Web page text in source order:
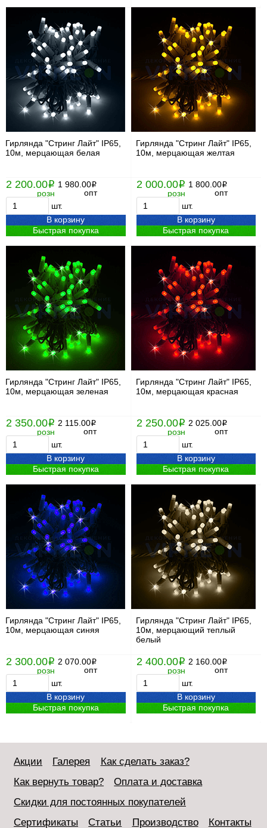
Гирлянда "Стринг Лайт" IP65,
10м, мерцающая белая
2 200.00i
розн
1 980.00i
опт
шт.
В корзину
Быстрая покупка
Гирлянда "Стринг Лайт" IP65,
10м, мерцающая желтая
2 000.00i
розн
1 800.00i
опт
шт.
В корзину
Быстрая покупка
Гирлянда "Стринг Лайт" IP65,
10м, мерцающая зеленая
2 350.00i
розн
2 115.00i
опт
шт.
В корзину
Быстрая покупка
Гирлянда "Стринг Лайт" IP65,
10м, мерцающая красная
2 250.00i
розн
2 025.00i
опт
шт.
В корзину
Быстрая покупка
Гирлянда "Стринг Лайт" IP65,
10м, мерцающая синяя
2 300.00i
розн
2 070.00i
опт
шт.
В корзину
Быстрая покупка
Гирлянда "Стринг Лайт" IP65,
10м, мерцающий теплый
белый
2 400.00i
розн
2 160.00i
опт
шт.
В корзину
Быстрая покупка
Акции Галерея
Как сделать заказ?
Как вернуть товар?
Оплата и доставка
Скидки для постоянных покупателей
Сертификаты
Статьи Производство Контакты